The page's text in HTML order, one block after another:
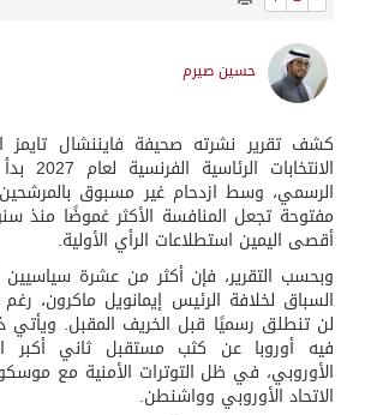
حسين صيرم
كشف تقرير نشرته صحيفة فايننشال تايمز
الرسمي، وسط ازدحام غير مسبوق
مفتوحة تجعل المنافسة الأكثر غموضًا
أقصى اليمين استطلاعات الرأي الأولية.
وبحسب التقرير، فإن أكثر من عشرة سياسيين
السباق لخلافة الرئيس إيمانويل ماكرون، رغم
لن تنطلق رسميًا قبل الخريف المقبل.
فيه أوروبا عن كثب مستقبل ثاني أكبر
الأوروبي، في ظل التوترات الأمنية مع
الاتحاد الأوروبي وواشنطن.